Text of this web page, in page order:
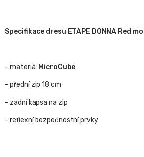
Specifikace dresu ETAPE DONNA Red
- materiál MicroCube
- přední zip 18 cm
- zadní kapsa na zip
- reflexní bezpečnostní prvky